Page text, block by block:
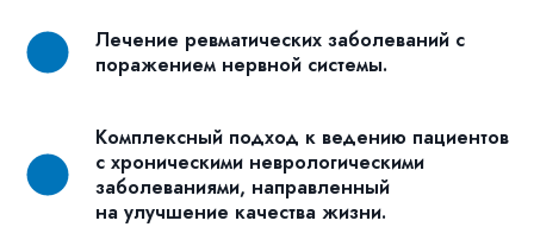
Лечение ревматических заболеваний с
поражением нервной системы.
Комплексный подход к ведению пациентов
с хроническими неврологическими
заболеваниями, направленный
на улучшение качества жизни.